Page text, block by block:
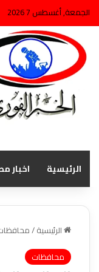
الجمعة, أغسطس 7 2026
الرئيسية اخبار
الرئيسية/
محافظات